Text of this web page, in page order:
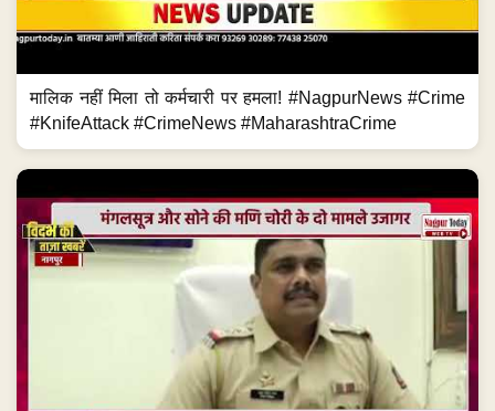
मालिक नहीं मिला तो कर्मचारी पर हमला! #NagpurNews #Crime
#KnifeAttack #CrimeNews #MaharashtraCrime